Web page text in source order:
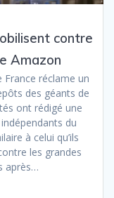
contre
Amazon
réclame un
des géants de
ont rédigé une
du
à celui qu’ils
les grandes
après…